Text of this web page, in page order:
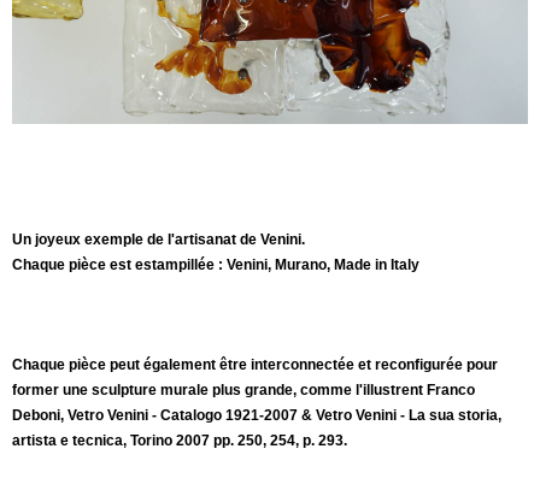
Un joyeux exemple de l'artisanat de Venini.
Chaque pièce est estampillée : Venini, Murano, Made in Italy
Chaque pièce peut également être interconnectée et reconfigurée pour
former une sculpture murale plus grande, comme l'illustrent Franco
Deboni, Vetro Venini - Catalogo 1921-2007 & Vetro Venini - La sua storia,
artista e tecnica, Torino 2007 pp. 250, 254, p. 293.